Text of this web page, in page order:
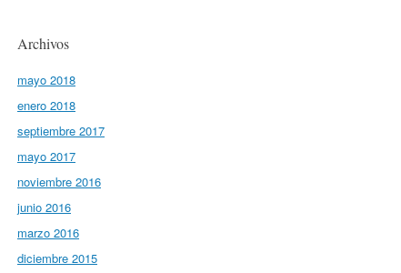
Archivos
mayo 2018
enero 2018
septiembre 2017
mayo 2017
noviembre 2016
junio 2016
marzo 2016
diciembre 2015